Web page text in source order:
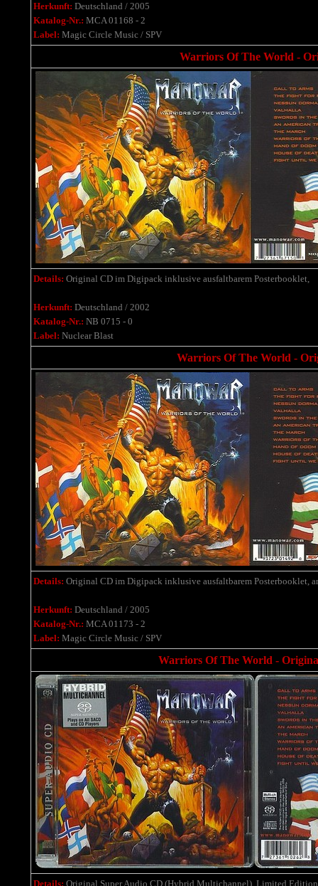
Herkunft: Deutschland / 2005
Katalog-Nr.: MCA 01168 - 2
Label: Magic Circle Music / SPV
Warriors Of The World -
Details: Original CD im Digipack inklusive ausfaltbarem Posterbooklet,
Herkunft: Deutschland / 2002
Katalog-Nr.: NB 0715 - 0
Label: Nuclear Blast
Warriors Of The World -
Details: Original CD im Digipack inklusive ausfaltbarem Posterbooklet,
Herkunft: Deutschland / 2005
Katalog-Nr.: MCA 01173 - 2
Label: Magic Circle Music / SPV
Warriors Of The World -
Details: Original Super Audio CD (Hybrid Multichannel), Limited Edition